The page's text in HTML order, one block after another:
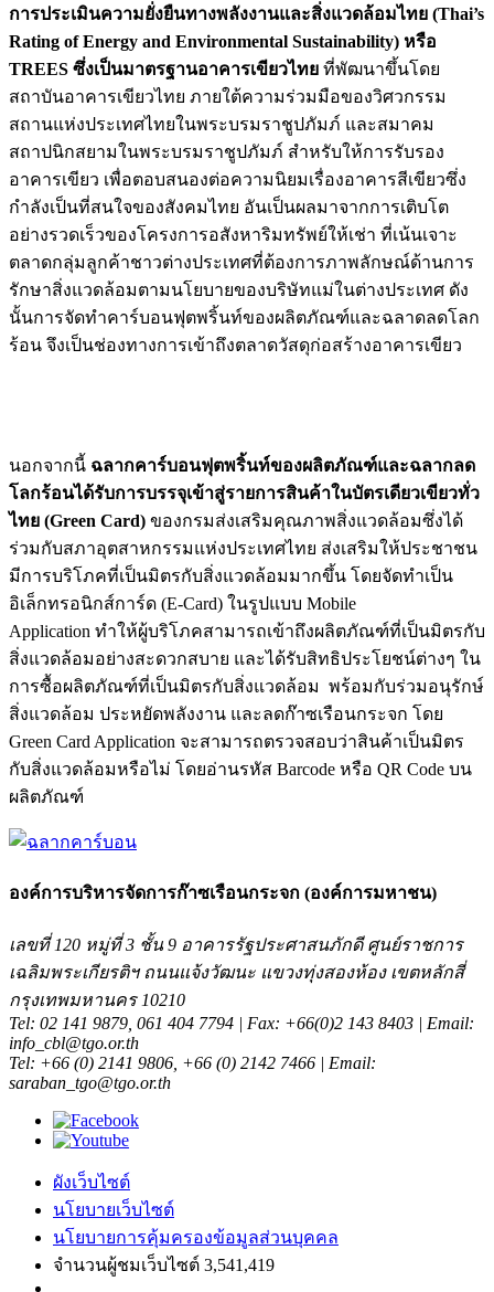
การประเมินความยั่งยืนทางพลังงานและสิ่งแวดล้อมไทย (Thai’s
Rating of Energy and Environmental Sustainability) หรือ
TREES ซึ่งเป็นมาตรฐานอาคารเขียวไทย ที่พัฒนาขึ้นโดย
สถาบันอาคารเขียวไทย ภายใต้ความร่วมมือของวิศวกรรม
สถานแห่งประเทศไทยในพระบรมราชูปภัมภ์ และสมาคม
สถาปนิกสยามในพระบรมราชูปภัมภ์ สำหรับให้การรับรอง
อาคารเขียว เพื่อตอบสนองต่อความนิยมเรื่องอาคารสีเขียวซึ่ง
กำลังเป็นที่สนใจของสังคมไทย อันเป็นผลมาจากการเติบโต
อย่างรวดเร็วของโครงการอสังหาริมทรัพย์ให้เช่า ที่เน้นเจาะ
ตลาดกลุ่มลูกค้าชาวต่างประเทศที่ต้องการภาพลักษณ์ด้านการ
รักษาสิ่งแวดล้อมตามนโยบายของบริษัทแม่ในต่างประเทศ ดัง
นั้นการจัดทำคาร์บอนฟุตพริ้นท์ของผลิตภัณฑ์และฉลาดลดโลก
ร้อน จึงเป็นช่องทางการเข้าถึงตลาดวัสดุก่อสร้างอาคารเขียว
นอกจากนี้ ฉลากคาร์บอนฟุตพริ้นท์ของผลิตภัณฑ์และฉลากลด
โลกร้อนได้รับการบรรจุเข้าสู่รายการสินค้าในบัตรเดียวเขียวทั่ว
ไทย (Green Card) ของกรมส่งเสริมคุณภาพสิ่งแวดล้อมซึ่งได้
ร่วมกับสภาอุตสาหกรรมแห่งประเทศไทย ส่งเสริมให้ประชาชน
มีการบริโภคที่เป็นมิตรกับสิ่งแวดล้อมมากขึ้น โดยจัดทำเป็น
อิเล็กทรอนิกส์การ์ด (E-Card) ในรูปแบบ Mobile
Application ทำให้ผู้บริโภคสามารถเข้าถึงผลิตภัณฑ์ที่เป็นมิตรกับ
สิ่งแวดล้อมอย่างสะดวกสบาย และได้รับสิทธิประโยชน์ต่างๆ ใน
การซื้อผลิตภัณฑ์ที่เป็นมิตรกับสิ่งแวดล้อม พร้อมกับร่วมอนุรักษ์
สิ่งแวดล้อม ประหยัดพลังงาน และลดก๊าซเรือนกระจก โดย
Green Card Application จะสามารถตรวจสอบว่าสินค้าเป็นมิตร
กับสิ่งแวดล้อมหรือไม่ โดยอ่านรหัส Barcode หรือ QR Code บน
ผลิตภัณฑ์
องค์การบริหารจัดการก๊าซเรือนกระจก (องค์การมหาชน)
เลขที่ 120 หมู่ที่ 3 ชั้น 9 อาคารรัฐประศาสนภักดี ศูนย์ราชการ
เฉลิมพระเกียรติฯ ถนนแจ้งวัฒนะ แขวงทุ่งสองห้อง เขตหลักสี่
กรุงเทพมหานคร 10210
Tel: 02 141 9879, 061 404 7794 | Fax: +66(0)2 143 8403 | Email:
info_cbl@tgo.or.th
Tel: +66 (0) 2141 9806, +66 (0) 2142 7466 | Email:
saraban_tgo@tgo.or.th
ผังเว็บไซต์
นโยบายเว็บไซต์
นโยบายการคุ้มครองข้อมูลส่วนบุคคล
จำนวนผู้ชมเว็บไซต์ 3,541,419